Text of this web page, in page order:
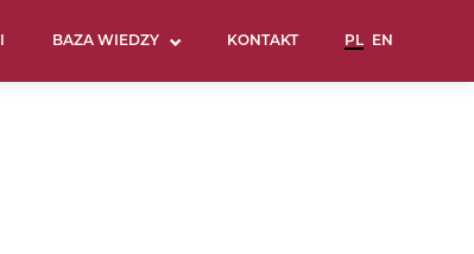
BAZA WIEDZY KONTAKT